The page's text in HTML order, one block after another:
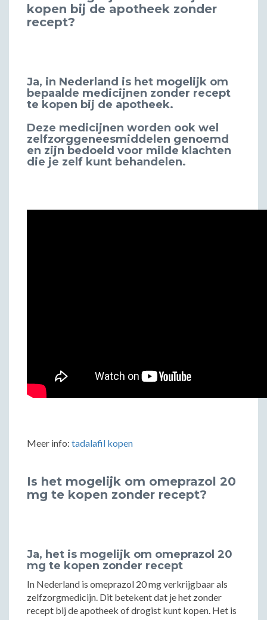
kopen bij de apotheek zonder
recept?
Ja, in Nederland is het mogelijk om
bepaalde medicijnen zonder recept
te kopen bij de apotheek.
Deze medicijnen worden ook wel
zelfzorggeneesmiddelen genoemd
en zijn bedoeld voor milde klachten
die je zelf kunt behandelen.
Meer info: tadalafil kopen
Is het mogelijk om omeprazol 20
mg te kopen zonder recept?
Ja, het is mogelijk om omeprazol 20
mg te kopen zonder recept
In Nederland is omeprazol 20 mg verkrijgbaar als
zelfzorgmedicijn. Dit betekent dat je het zonder
recept bij de apotheek of drogist kunt kopen. Het is